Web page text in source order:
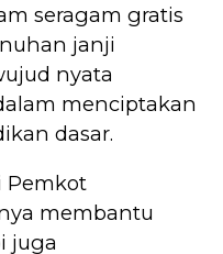
seragam gratis
janji
nyata
menciptakan
dasar.
Pemkot
membantu
juga